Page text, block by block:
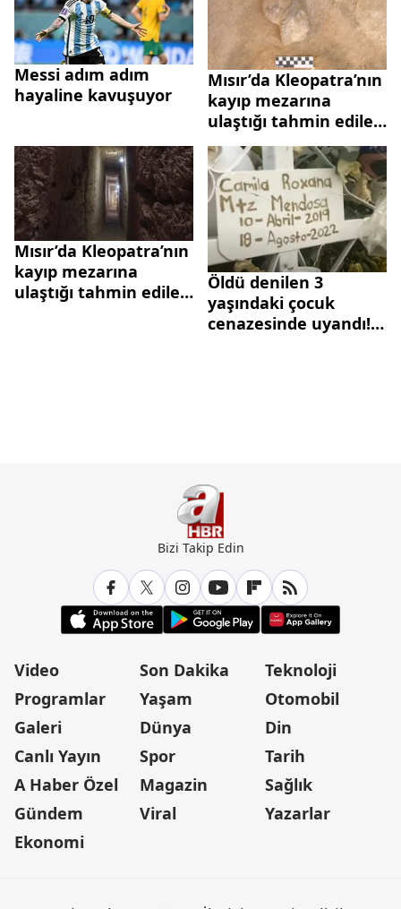
Messi adım adım
hayaline kavuşuyor
Mısır’da Kleopatra’nın
kayıp mezarına
ulaştığı tahmin edilen
tünel keşfedildi! "21.
yüzyılın en önemli
keşfi olacak"
Mısır’da Kleopatra’nın
kayıp mezarına
ulaştığı tahmin edilen
Öldü denilen 3
yaşındaki çocuk
cenazesinde uyandı!
Bizi Takip Edin
Video
Programlar
Galeri
Canlı Yayın
A Haber Özel
Gündem
Ekonomi
Son Dakika
Yaşam
Dünya
Spor
Magazin
Viral
Teknoloji
Otomobil
Din
Tarih
Sağlık
Yazarlar